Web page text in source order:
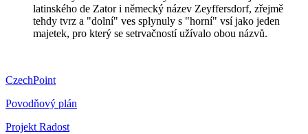
latinského de Zator i německý název Zeyffersdorf, zřejmě
tehdy tvrz a "dolní" ves splynuly s "horní" vsí jako jeden
majetek, pro který se setrvačností užívalo obou názvů.
CzechPoint
Povodňový plán
Projekt Radost